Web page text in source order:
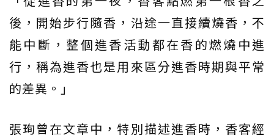
後，開始步行隨香，沿途一直接續燒香，不
能中斷，整個進香活動都在香的燃燒中進
行，稱為進香也是用來區分進香時期與平常
的差異。」
張珣曾在文章中，特別描述進香時，香客經